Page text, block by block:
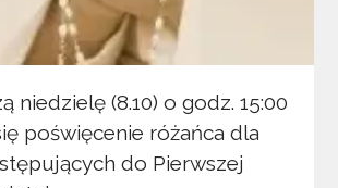
niedzielę (8.10) o godz. 15:00
poświęcenie różańca dla
do Pierwszej